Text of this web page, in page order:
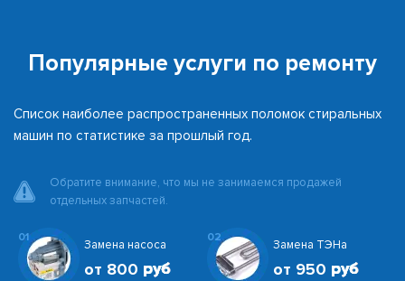
Популярные услуги по ремонту
Список наиболее распространенных поломок стиральных
машин по статистике за прошлый год.
Обратите внимание, что мы не занимаемся продажей
отдельных запчастей.
01
Замена насоса
от 800
02
Замена ТЭНа
от 950